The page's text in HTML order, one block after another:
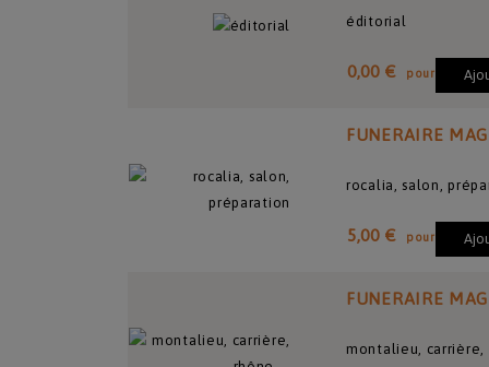
éditorial
0,00 € pour
FUNERAIRE MAG
rocalia, salon,
5,00 € pour
FUNERAIRE MAG
montalieu, carrière,